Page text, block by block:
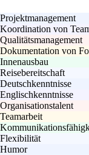
Projektmanagement
Koordination von
Qualitätsmanagement
Dokumentation von
Innenausbau
Reisebereitschaft
Deutschkenntnisse
Englischkenntnisse
Organisationstalent
Teamarbeit
Flexibilität
Humor